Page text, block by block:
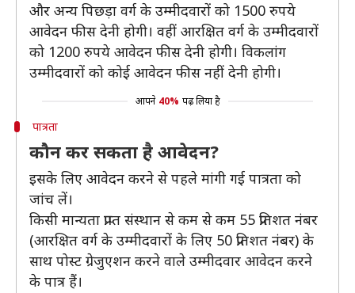
और अन्य पिछड़ा वर्ग के उम्मीदवारों को 1500 रुपये
आवेदन फीस देनी होगी। वहीं आरक्षित वर्ग के उम्मीदवारों
को 1200 रुपये आवेदन फीस देनी होगी। विकलांग
उम्मीदवारों को कोई आवेदन फीस नहीं देनी होगी।
आपने 40% पढ़ लिया है
पात्रता
कौन कर सकता है आवेदन?
इसके लिए आवेदन करने से पहले मांगी गई पात्रता को
जांच लें।
किसी मान्यता प्राप्त संस्थान से कम से कम 55 प्रतिशत नंबर
(आरक्षित वर्ग के उम्मीदवारों के लिए 50 प्रतिशत नंबर) के
साथ पोस्ट ग्रेजुएशन करने वाले उम्मीदवार आवेदन करने
के पात्र हैं।